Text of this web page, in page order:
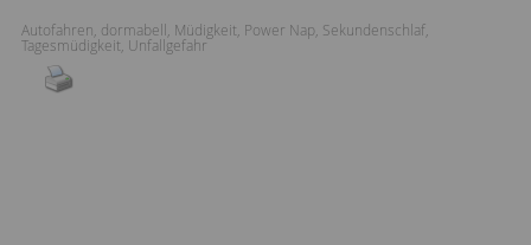
Autofahren dormabell Müdigkeit Power Nap Sekundenschlaf
Tagesmüdigkeit Unfallgefahr